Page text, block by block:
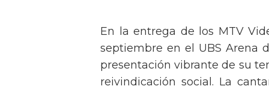
En la entrega de los MTV
septiembre en el UBS Arena
presentación vibrante de su
reivindicación social. La